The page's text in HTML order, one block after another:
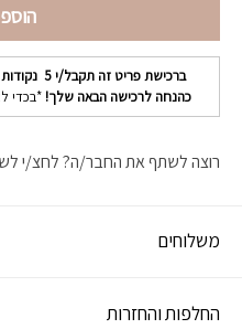
ברכישת פריט זה תקבל/י5
כהנחה לרכישה הבאה שלך! *בכדי
משלוחים
החלפות והחזרות
רוצה לשתף את החבר/ה? לחצ/י